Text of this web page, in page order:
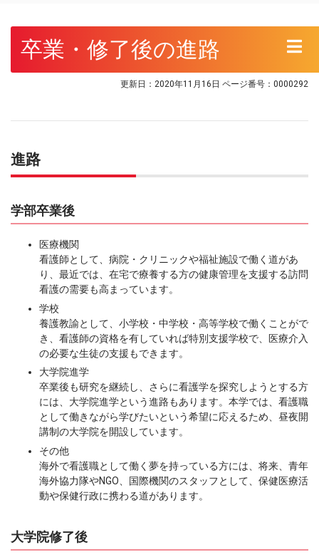
卒業・修了後の進路
更新日：2020年11月16日 ページ番号：0000292
進路
学部卒業後
医療機関
看護師として、病院・クリニックや福祉施設で働く道があ
り、最近では、在宅で療養する方の健康管理を支援する訪問
看護の需要も高まっています。
学校
養護教諭として、小学校・中学校・高等学校で働くことがで
き、看護師の資格を有していれば特別支援学校で、医療介入
の必要な生徒の支援もできます。
大学院進学
卒業後も研究を継続し、さらに看護学を探究しようとする方
には、大学院進学という進路もあります。本学では、看護職
として働きながら学びたいという希望に応えるため、昼夜開
講制の大学院を開設しています。
その他
海外で看護職として働く夢を持っている方には、将来、青年
海外協力隊やNGO、国際機関のスタッフとして、保健医療活
動や保健行政に携わる道があります。
大学院修了後